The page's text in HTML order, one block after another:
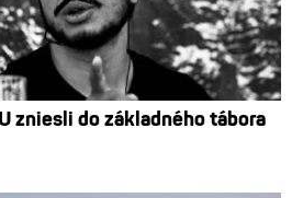
zniesli do základného tábora